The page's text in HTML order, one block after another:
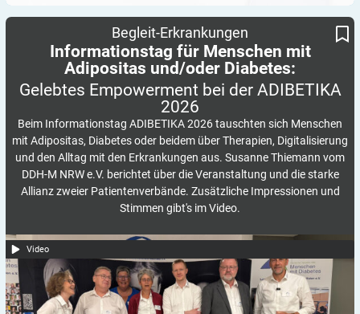
Informationstag für Menschen mit Adipositas und/oder Diabetes:
Begleit-Erkrankungen
Informationstag für Menschen mit
Adipositas und/oder Diabetes:
Gelebtes Empowerment bei der ADIBETIKA
2026
Beim Informationstag ADIBETIKA 2026 tauschten sich Menschen
mit Adipositas, Diabetes oder beidem über Therapien, Digitalisierung
und den Alltag mit den Erkrankungen aus. Susanne Thiemann vom
DDH-M NRW e.V. berichtet über die Veranstaltung und die starke
Allianz zweier Patientenverbände. Zusätzliche Impressionen und
Stimmen gibt's im Video.
Video